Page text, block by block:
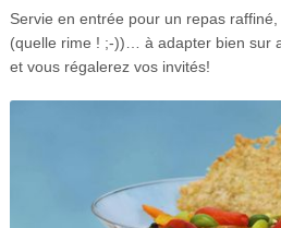
Servie en entrée pour un repas
(quelle rime ! ;-))… à adapter bien sur
et vous régalerez vos invités!